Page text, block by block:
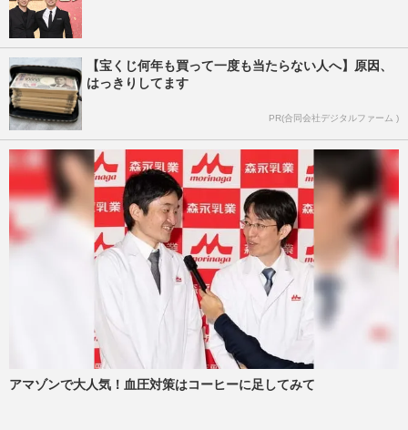
【宝くじ何年も買って一度も当たらない人へ】原因、
はっきりしてます
PR(合同会社デジタルファーム )
アマゾンで大人気！血圧対策はコーヒーに足してみて